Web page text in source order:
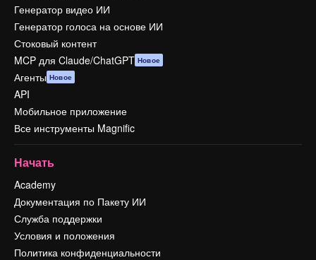
Генератор видео ИИ
Генератор голоса на основе ИИ
Стоковый контент
MCP для Claude/ChatGPT Новое
Агенты Новое
API
Мобильное приложение
Все инструменты Magnific
Начать
Academy
Документация по Пакету ИИ
Служба поддержки
Условия и положения
Политика конфиденциальности